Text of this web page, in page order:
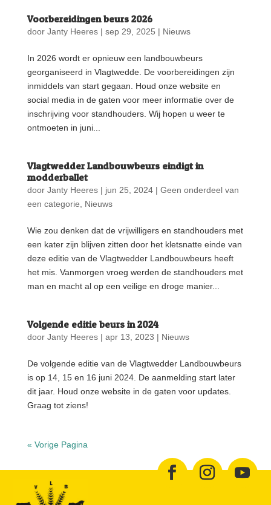
Voorbereidingen beurs 2026
door Janty Heeres| sep 29, 2025 | Nieuws
In 2026 wordt er opnieuw een landbouwbeurs
georganiseerd in Vlagtwedde. De voorbereidingen zijn
inmiddels van start gegaan. Houd onze website en
social media in de gaten voor meer informatie over de
inschrijving voor standhouders. Wij hopen u weer te
ontmoeten in juni...
Vlagtwedder Landbouwbeurs eindigt in
modderballet
door Janty Heeres| jun 25, 2024| Geen onderdeel van
een categorie
Nieuws
Wie zou denken dat de vrijwilligers en standhouders met
een kater zijn blijven zitten door het kletsnatte einde van
deze editie van de Vlagtwedder Landbouwbeurs heeft
het mis. Vanmorgen vroeg werden de standhouders met
man en macht al op een veilige en droge manier...
Volgende editie beurs in 2024
door Janty Heeres| apr 13, 2023 | Nieuws
De volgende editie van de Vlagtwedder Landbouwbeurs
is op 14, 15 en 16 juni 2024. De aanmelding start later
dit jaar. Houd onze website in de gaten voor updates.
Graag tot ziens!
« Vorige Pagina